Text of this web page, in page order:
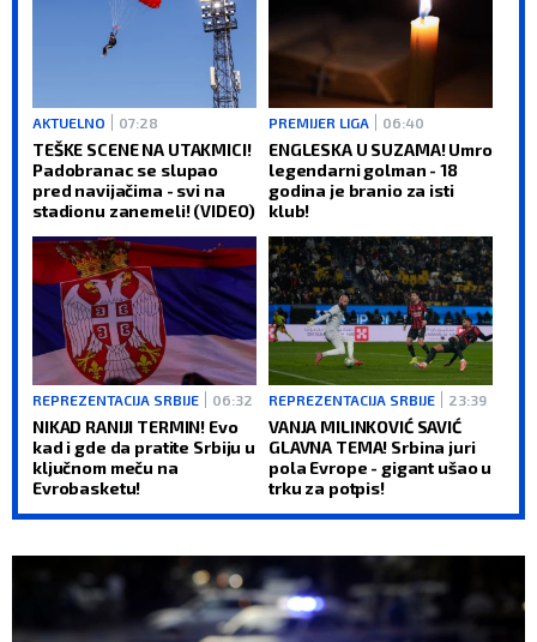
AKTUELNO 07:28
TEŠKE SCENE NA UTAKMICI!
Padobranac se slupao
pred navijačima - svi na
stadionu zanemeli! (VIDEO)
PREMIJER LIGA 06:40
ENGLESKA U SUZAMA! Umro
legendarni golman - 18
godina je branio za isti
klub!
REPREZENTACIJA SRBIJE 06:32
NIKAD RANIJI TERMIN! Evo
kad i gde da pratite Srbiju u
ključnom meču na
Evrobasketu!
REPREZENTACIJA SRBIJE 23:39
VANJA MILINKOVIĆ SAVIĆ
GLAVNA TEMA! Srbina juri
pola Evrope - gigant ušao u
trku za potpis!